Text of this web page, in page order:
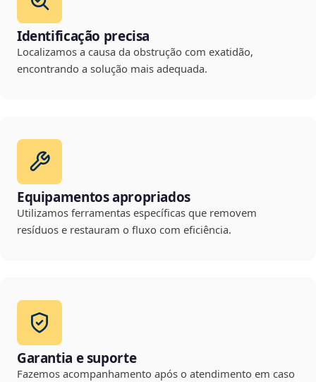
Identificação precisa
Localizamos a causa da obstrução com exatidão,
encontrando a solução mais adequada.
Equipamentos apropriados
Utilizamos ferramentas específicas que removem
resíduos e restauram o fluxo com eficiência.
Garantia e suporte
Fazemos acompanhamento após o atendimento em caso